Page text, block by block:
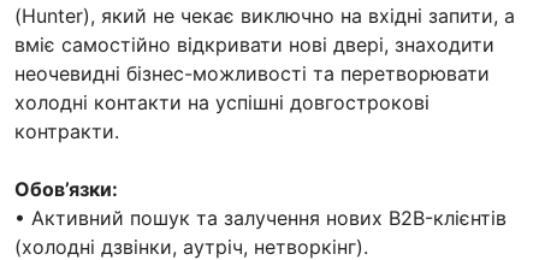
(Hunter), який не чекає виключно на вхідні запити, а
вміє самостійно відкривати нові двері, знаходити
неочевидні бізнес-можливості та перетворювати
холодні контакти на успішні довгострокові
контракти.
Обов’язки:
• Активний пошук та залучення нових B2B-клієнтів
(холодні дзвінки, аутріч, нетворкінг).